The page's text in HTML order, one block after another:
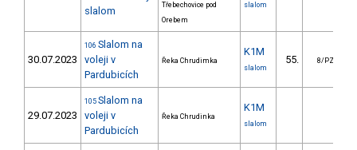
slalom
Třebechovice pod
Orebem
slalom
30.07.2023
106 Slalom na
voleji v
Pardubicích
Řeka Chrudimka
K1M
slalom
55. 8/PZ
29.07.2023
105 Slalom na
voleji v
Pardubicích
Řeka Chrudinka
K1M
slalom